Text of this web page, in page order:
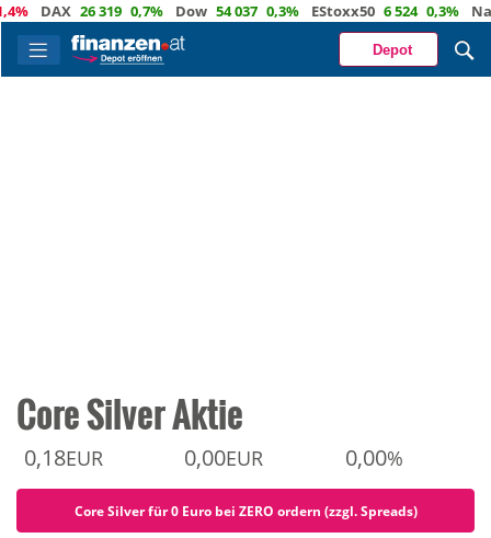
DAX 26 319 0,7% Dow 54 037 0,3% EStoxx50 6 524 0,3% Nasdaq
Depot
Core Silver Aktie
0,18EUR 0,00EUR 0,00%
Core Silver für 0 Euro bei ZERO ordern (zzgl. Spreads)